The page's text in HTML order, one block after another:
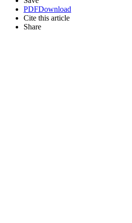
PDFDownload
Cite this article
Share